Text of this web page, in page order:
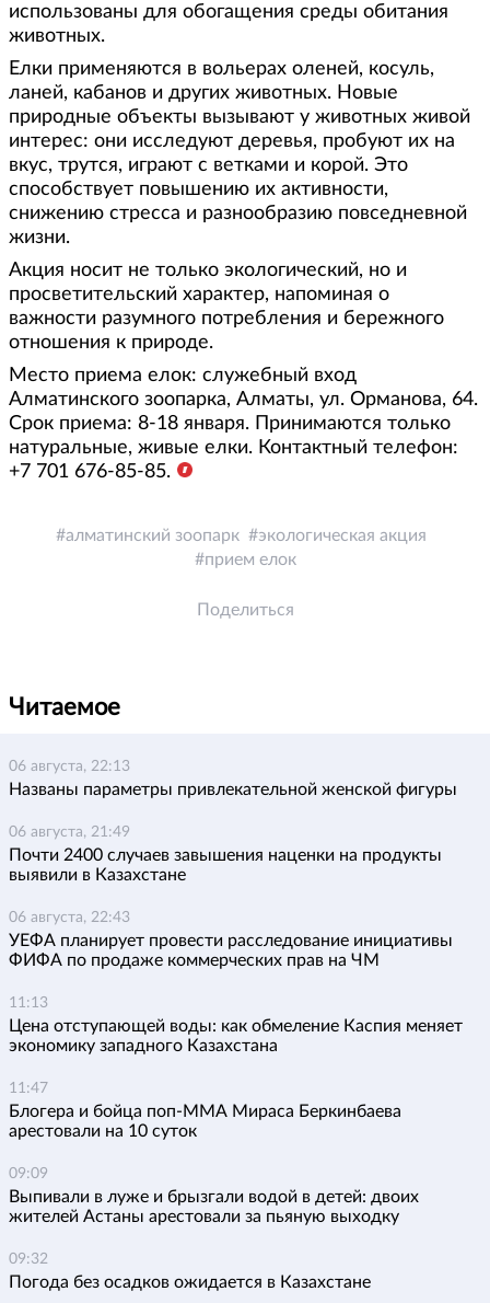
использованы для обогащения среды обитания
животных.
Елки применяются в вольерах оленей, косуль,
ланей, кабанов и других животных. Новые
природные объекты вызывают у животных живой
интерес: они исследуют деревья, пробуют их на
вкус, трутся, играют с ветками и корой. Это
способствует повышению их активности,
снижению стресса и разнообразию повседневной
жизни.
Акция носит не только экологический, но и
просветительский характер, напоминая о
важности разумного потребления и бережного
отношения к природе.
Место приема елок: служебный вход
Алматинского зоопарка, Алматы, ул. Орманова, 64.
Срок приема: 8-18 января. Принимаются только
натуральные, живые елки. Контактный телефон:
+7 701 676-85-85.
алматинский зоопарк
экологическая акция
прием елок
Поделиться
Читаемое
06 августа, 22:13
Названы параметры привлекательной женской фигуры
06 августа, 21:49
Почти 2400 случаев завышения наценки на продукты
выявили в Казахстане
06 августа, 22:43
УЕФА планирует провести расследование инициативы
ФИФА по продаже коммерческих прав на ЧМ
11:13
Цена отступающей воды: как обмеление Каспия меняет
экономику западного Казахстана
11:47
Блогера и бойца поп-ММА Мираса Беркинбаева
арестовали на 10 суток
09:09
Выпивали в луже и брызгали водой в детей: двоих
жителей Астаны арестовали за пьяную выходку
09:32
Погода без осадков ожидается в Казахстане